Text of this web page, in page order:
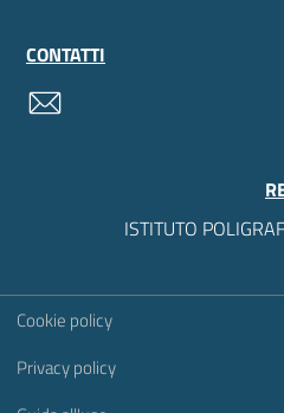
CONTATTI
ISTITUTO
Sezione Link Utili
Cookie policy
Privacy policy